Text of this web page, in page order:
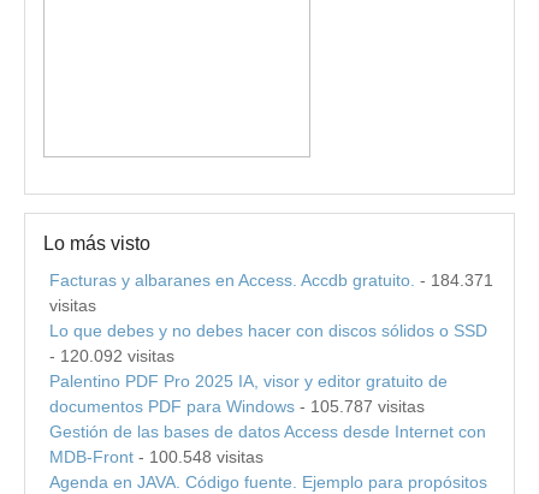
Lo más visto
Facturas y albaranes en Access. Accdb gratuito. - 184.371
visitas
Lo que debes y no debes hacer con discos sólidos o SSD
- 120.092 visitas
Palentino PDF Pro 2025 IA, visor y editor gratuito de
documentos PDF para Windows - 105.787 visitas
Gestión de las bases de datos Access desde Internet con
MDB-Front - 100.548 visitas
Agenda en JAVA. Código fuente. Ejemplo para propósitos